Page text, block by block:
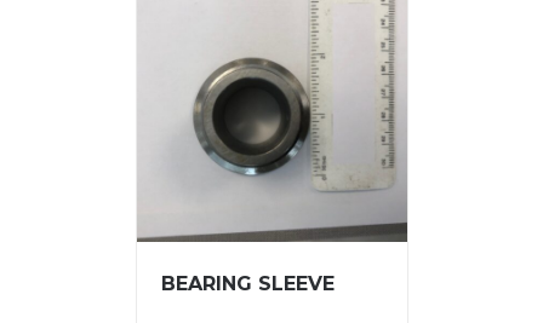
BEARING SLEEVE